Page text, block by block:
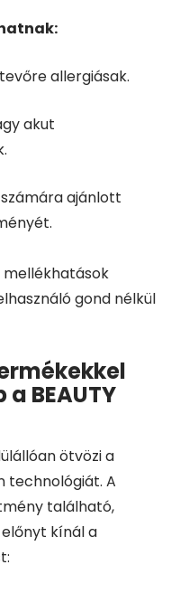
allergiásak.
akut
ajánlott
gond nélkül
BEAUTY
ötvözi a
technológiát. A
található,
kínál a